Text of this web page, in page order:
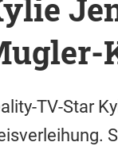
TV-Star